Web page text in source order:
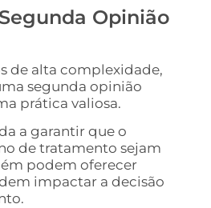
Opinião
de alta complexidade,
segunda opinião
prática valiosa.
a garantir que o
de tratamento sejam
podem oferecer
impactar a decisão